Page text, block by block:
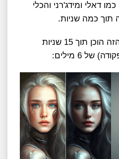
דאלי ומידג'רני והכלי
תוך כמה שניות.
למשל: מקבץ התמונות הזה הוכן תוך 15 שניות
6 מילים: